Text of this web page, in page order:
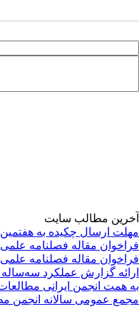
آخرین مطالب سایت
مهلت ارسال چکیده به
فراخوان مقاله فصلنامه علمی World Sociopolitical Studies با موضوع «جنگ تحمیلی سوم»
فراخوان مقاله فصلنامه علمی World Sociopolitical Studies با موضوع «جنگ تحمیلی سوم»
ارائه گزارش عملکرد
به همت انجمن ایرانی
مجمع عمومی سالانه انجمن مطالعات جهان ۲۲